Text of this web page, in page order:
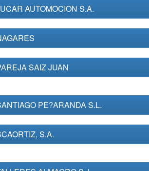
AUTOMOCION S.A.
SAIZ JUAN
PE?ARANDA S.L.
S.A.